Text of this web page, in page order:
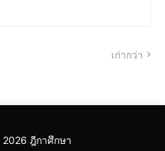
เก่ากว่า
2026 ฎีกาศึกษา